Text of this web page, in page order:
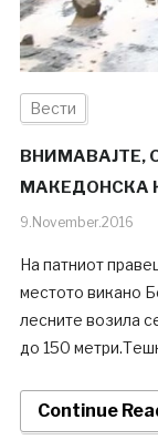
Вести
ВНИМАВАЈТЕ,
МАКЕДОНСКА
9.November.2016
На патниот
местото викано
лесните возила
до 150
Continue